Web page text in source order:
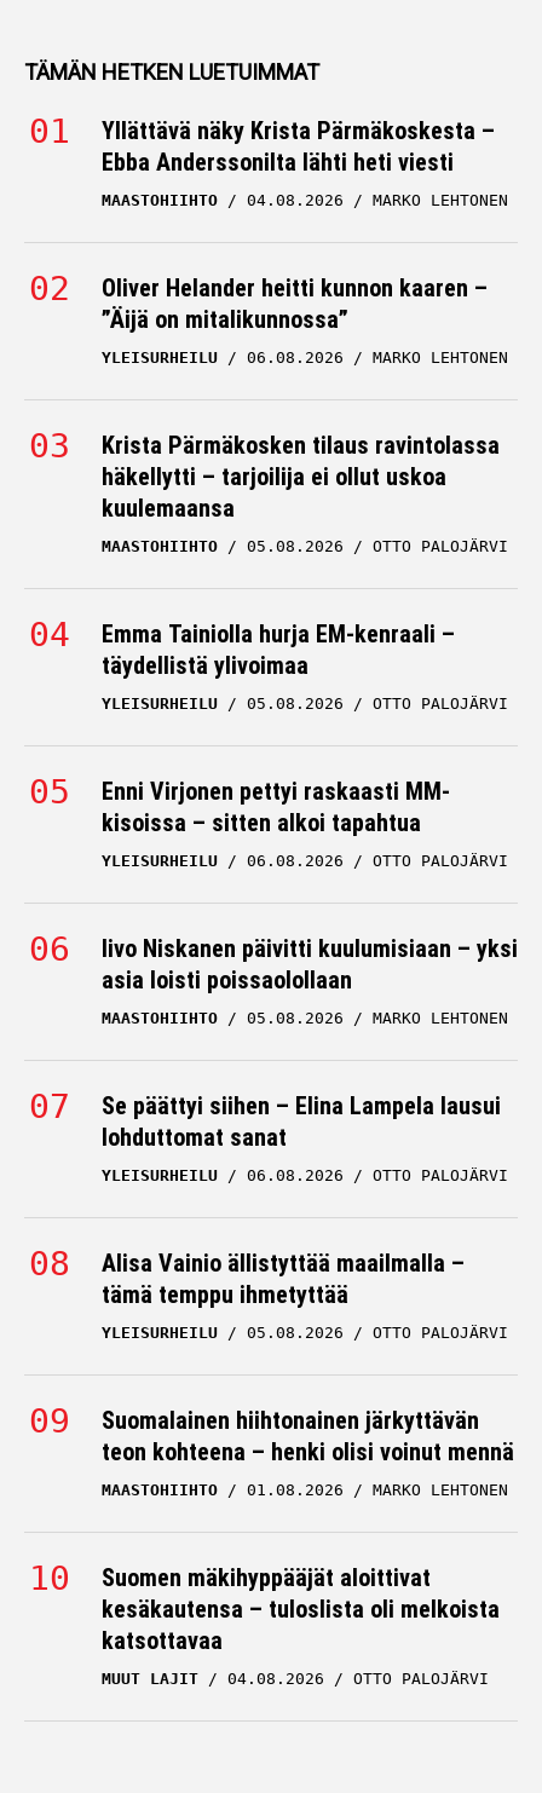
TÄMÄN HETKEN LUETUIMMAT
Yllättävä näky Krista Pärmäkoskesta –
Ebba Anderssonilta lähti heti viesti
MAASTOHIIHTO 04.08.2026 MARKO LEHTONEN
Oliver Helander heitti kunnon kaaren –
”Äijä on mitalikunnossa”
YLEISURHEILU 06.08.2026 MARKO LEHTONEN
Krista Pärmäkosken tilaus ravintolassa
häkellytti – tarjoilija ei ollut uskoa
kuulemaansa
MAASTOHIIHTO 05.08.2026 OTTO PALOJÄRVI
Emma Tainiolla hurja EM-kenraali –
täydellistä ylivoimaa
YLEISURHEILU 05.08.2026 OTTO PALOJÄRVI
Enni Virjonen pettyi raskaasti MM-
kisoissa – sitten alkoi tapahtua
YLEISURHEILU 06.08.2026 OTTO PALOJÄRVI
Iivo Niskanen päivitti kuulumisiaan – yksi
asia loisti poissaolollaan
MAASTOHIIHTO 05.08.2026 MARKO LEHTONEN
Se päättyi siihen – Elina Lampela lausui
lohduttomat sanat
YLEISURHEILU 06.08.2026 OTTO PALOJÄRVI
Alisa Vainio ällistyttää maailmalla –
tämä temppu ihmetyttää
YLEISURHEILU 05.08.2026 OTTO PALOJÄRVI
Suomalainen hiihtonainen järkyttävän
teon kohteena – henki olisi voinut mennä
MAASTOHIIHTO 01.08.2026 MARKO LEHTONEN
Suomen mäkihyppääjät aloittivat
kesäkautensa – tuloslista oli melkoista
katsottavaa
MUUT LAJIT 04.08.2026 OTTO PALOJÄRVI